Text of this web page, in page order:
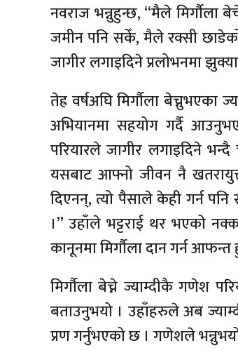
नवराज भन्नुहुन्छ, “मैले मिर्गौला
जमीन पनि सकेँ, मैले रक्सी
जागीर लगाइदिने प्रलोभनमा
तेह्र वर्षअघि मिर्गौला बेच्नुभएका
अभियानमा सहयोग गर्दै
परियारले जागीर लगाइदिने भन्दै
यसबाट आफ्नो जीवन नै
दिएनन्, त्यो पैसाले केही गर्न
।” उहाँले भट्टराई थर भएको
कानूनमा मिर्गौला दान गर्न
मिर्गौला बेच्ने ज्याम्दीकै गणेश
बताउनुभयो । उहाँहरुले अब
प्रण गर्नुभएको छ । गणेशले